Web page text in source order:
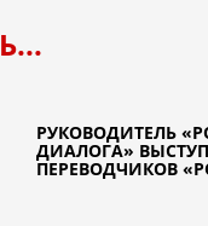
РУКОВОДИТЕЛЬ
ДИАЛОГА»
ПЕРЕВОДЧИКОВ